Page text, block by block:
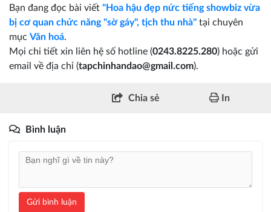
Bạn đang đọc bài viết "Hoa hậu đẹp nức tiếng showbiz vừa
bị cơ quan chức năng "sờ gáy", tịch thu nhà" tại chuyên
mục Văn hoá.
Mọi chi tiết xin liên hệ số hotline (0243.8225.280) hoặc gửi
email về địa chỉ (tapchinhandao@gmail.com).
Chia sẻ In
Bình luận
Gửi bình luận